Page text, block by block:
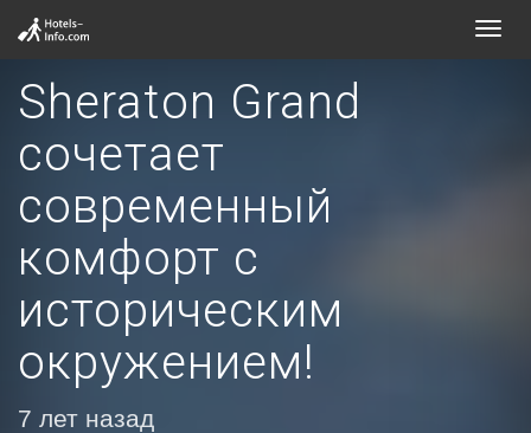
Sheraton Grand
сочетает
современный
комфорт с
историческим
окружением!
7 лет назад